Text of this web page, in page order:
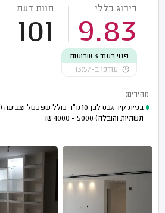
דירוג כללי
9.83
חוות דעת
101
פנוי בעוד 3 שבועות
עודכן ב-13:57
מחירים:
בניית קיר גבס לבן 10 מ"ר כולל שפכטל
תשתיות והובלה) 5000 - 4000
₪